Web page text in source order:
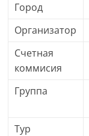
Город
Организатор
Счетная
коммисия
Группа
Тур